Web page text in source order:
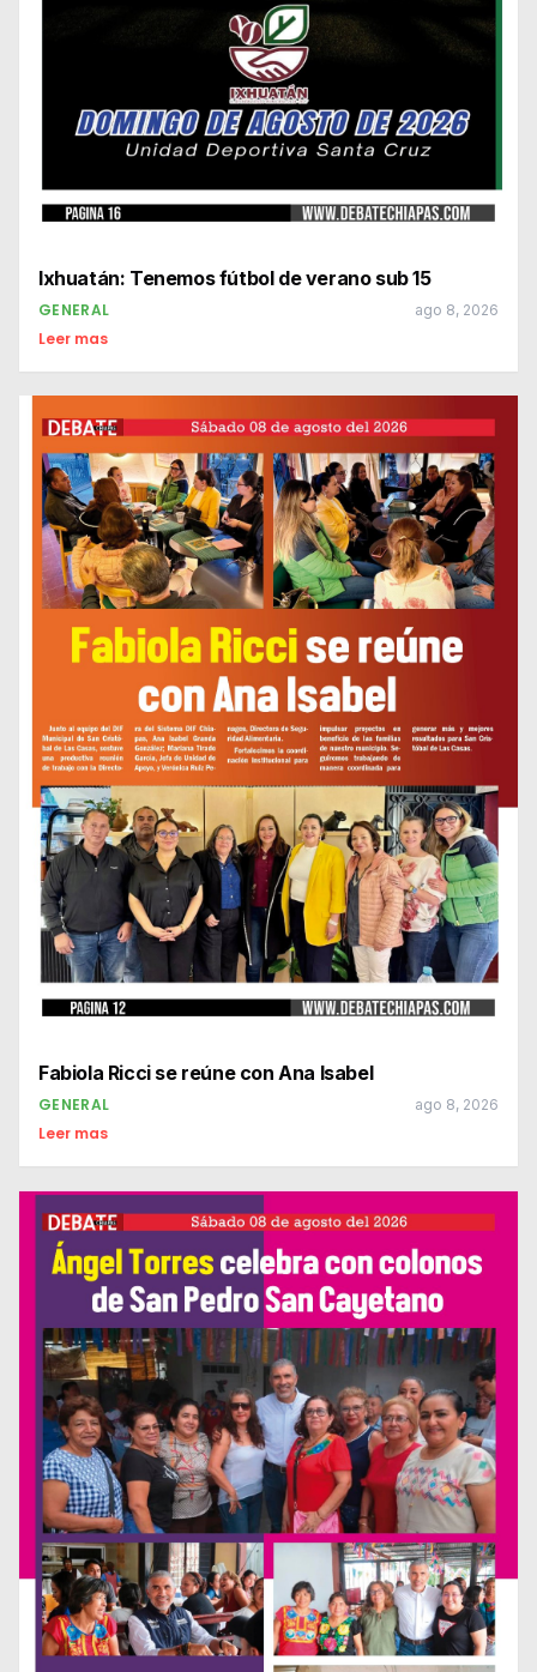
Ixhuatán: Tenemos fútbol de verano sub 15
GENERAL ago 8, 2026
Leer mas
Fabiola Ricci se reúne con Ana Isabel
GENERAL ago 8, 2026
Leer mas